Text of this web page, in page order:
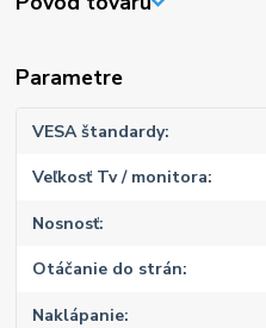
Parametre
VESA štandardy
Veľkosť Tv / monitora
Nosnosť
Otáčanie do strán
Naklápanie